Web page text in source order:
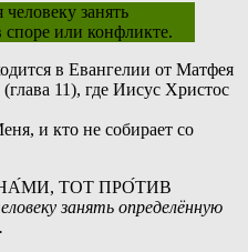
занять
или конфликте.
в Евангелии от Матфея
11), где Иисус Христос
и кто не собирает со
НА́МИ, ТОТ ПРО́ТИВ
занять определённую